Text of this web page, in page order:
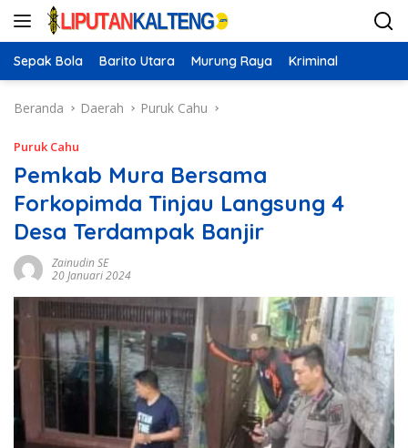
Langsung
Sepak Bola Barito Utara Murung Raya Kriminal
Beranda Daerah Puruk Cahu
Puruk Cahu
Pemkab Mura Bersama
Forkopimda Tinjau Langsung 4
Desa Terdampak Banjir
Zainudin SE
20 Januari 2024